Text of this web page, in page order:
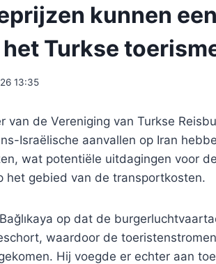
kunnen
Turkse
13:35
van de Vereniging van Turkse
Israëlische aanvallen op Iran
wat potentiële uitdagingen voor
het gebied van de transportkosten.
op dat de
waardoor de
Hij voegde er echter aan